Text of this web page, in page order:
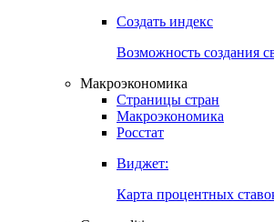
Создать индекс
Возможность создания
Макроэкономика
Страницы стран
Макроэкономика
Росстат
Виджет:
Карта процентных